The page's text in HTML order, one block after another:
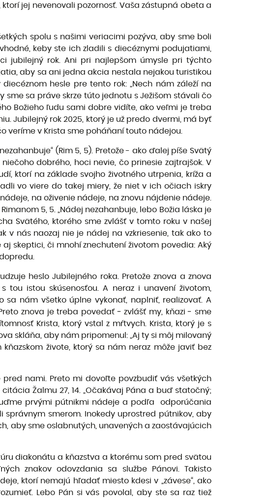
jej nevenovali pozornosť. Vaša zástupná obeta a
spolu s našimi veriacimi pozýva, aby sme boli
keby ste ich zladili s diecéznymi podujatiami,
jubilejný rok. Ani pri najlepšom úmysle pri týchto
aby sa ani jedna akcia nestala nejakou turistikou
hesle pre tento rok: „Nech nám záleží na
sme sa práve skrze túto jednotu s Ježišom stávali čo
Božieho ľudu sami dobre vidíte, ako veľmi je treba
Jubilejný rok 2025, ktorý je už predo dvermi, má byť
veríme v Krista sme poháňaní touto nádejou.
(Rim 5, 5). Pretože - ako ďalej píše Svätý
dobrého, hoci nevie, čo prinesie zajtrajšok. V
ktorí na základe svojho životného utrpenia, kríža a
vo viere do takej miery, že niet v ich očiach iskry
na oživenie nádeje, na znovu nájdenie nádeje.
5, 5. „Nádej nezahanbuje, lebo Božia láska je
Svätého, ktorého sme zvlášť v tomto roku v našej
v nás naozaj nie je nádej na vzkriesenie, tak ako to
skeptici, či mnohí znechutení životom povedia: Aký
heslo Jubilejného roka. Pretože znova a znova
tou istou skúsenosťou. A neraz i unavení životom,
nám všetko úplne vykonať, naplniť, realizovať. A
znova je treba povedať ‒ zvlášť my, kňazi ‒ sme
Krista, ktorý vstal z mŕtvych. Krista, ktorý je s
skláňa, aby nám pripomenul: „Aj ty si môj milovaný
živote, ktorý sa nám neraz môže javiť bez
nami. Preto mi dovoľte povzbudiť vás všetkých
Žalmu 27, 14. „Očakávaj Pána a buď statočný;
prvými pútnikmi nádeje a podľa odporúčania
smerom. Inokedy uprostred pútnikov, aby
aby sme oslabnutých, unavených a zaostávajúcich
diakonátu a kňazstva a ktorému som pred svätou
znakov odovzdania sa službe Pánovi. Takisto
ktorí nemajú hľadať miesto kdesi v „závese“, ako
Lebo Pán si vás povolal, aby ste sa raz tiež